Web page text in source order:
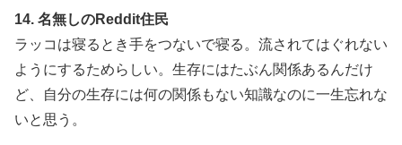
14. 名無しのReddit住民
ラッコは寝るとき手をつないで寝る。流されてはぐれない
ようにするためらしい。生存にはたぶん関係あるんだけ
ど、自分の生存には何の関係もない知識なのに一生忘れな
いと思う。